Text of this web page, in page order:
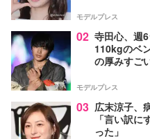
モデルプレス
02 寺田心、週
110kgのベ
の厚みすご
モデルプレス
03 広末涼子、
「言い訳
った」